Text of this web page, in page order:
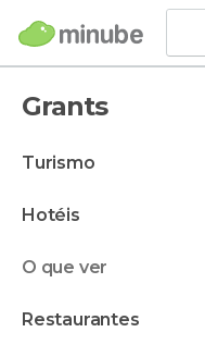
Grants
turismo
hotéis
o que ver
restaurantes